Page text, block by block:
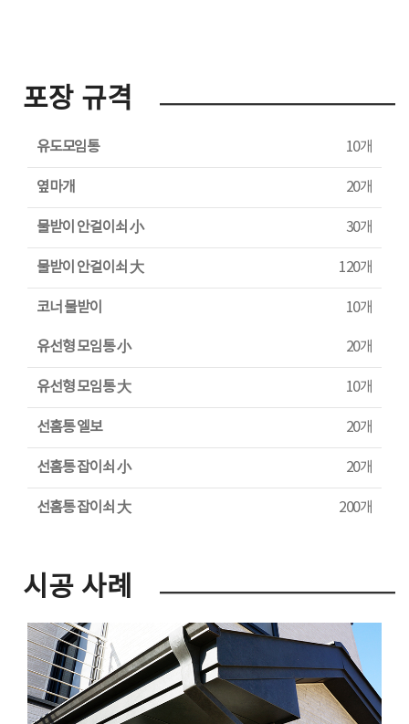
포장 규격
유도모임통 10개
옆마개 20개
물받이 안걸이쇠 小 30개
물받이 안걸이쇠 大 120개
코너 물받이 10개
유선형 모임통 小 20개
유선형 모임통 大 10개
선홈통 엘보 20개
선홈통 잡이쇠 小 20개
선홈통 잡이쇠 大 200개
시공 사례